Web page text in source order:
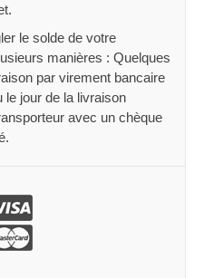
le solde de votre
manières : Quelques
par virement bancaire
le jour de la livraison
avec un chèque